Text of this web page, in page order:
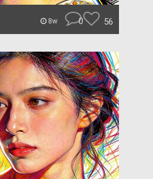
8w 0 56